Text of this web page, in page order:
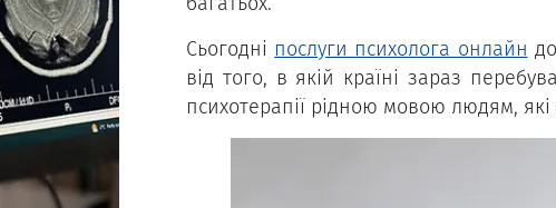
Сьогодні послуги психолога онлайн
від того, в якій країні зараз
психотерапії рідною мовою людям,